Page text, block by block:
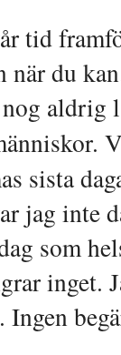
tid
du
aldrig
sista
jag inte
som